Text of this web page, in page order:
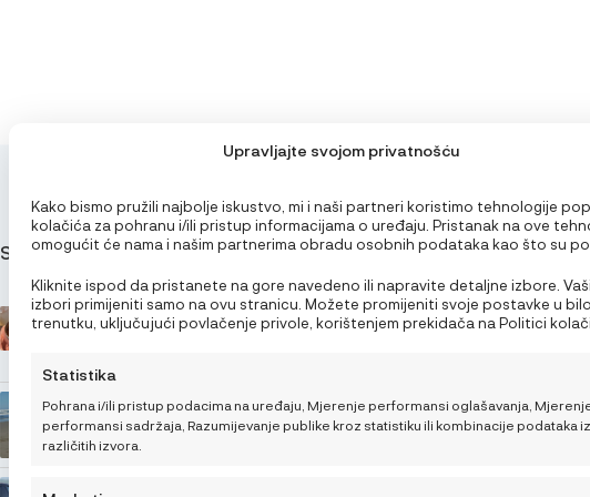
Upravljajte svojom privatnošću
Kako bismo pružili najbolje iskustvo, mi i naši partneri koristimo tehnologije
kolačića za pohranu i/ili pristup informacijama o uređaju. Pristanak na ove
omogućit će nama i našim partnerima obradu osobnih podataka kao što su
oglase. Nepristanak ili povlačenje privole može negativno utjecati na određene
značajke i funkcije.
Kliknite ispod da pristanete na gore navedeno ili napravite detaljne izbore.
izbori primijeniti samo na ovu stranicu. Možete promijeniti svoje postavke u
trenutku, uključujući povlačenje privole, korištenjem prekidača na Politici
Statistika
Pohrana i/ili pristup podacima na uređaju, Mjerenje performansi oglašavanja,
performansi sadržaja, Razumijevanje publike kroz statistiku ili kombinacije podataka iz
različitih izvora.
SAVJETI
Što ponijeti bebi za
obrok na plaži ili izletu?
Nutricionistica donosi 3
Kako pomoći bebi da
lakše podnese vrućine
PODRŠKA
Moj račun
Načini plaćanja i sigurnost